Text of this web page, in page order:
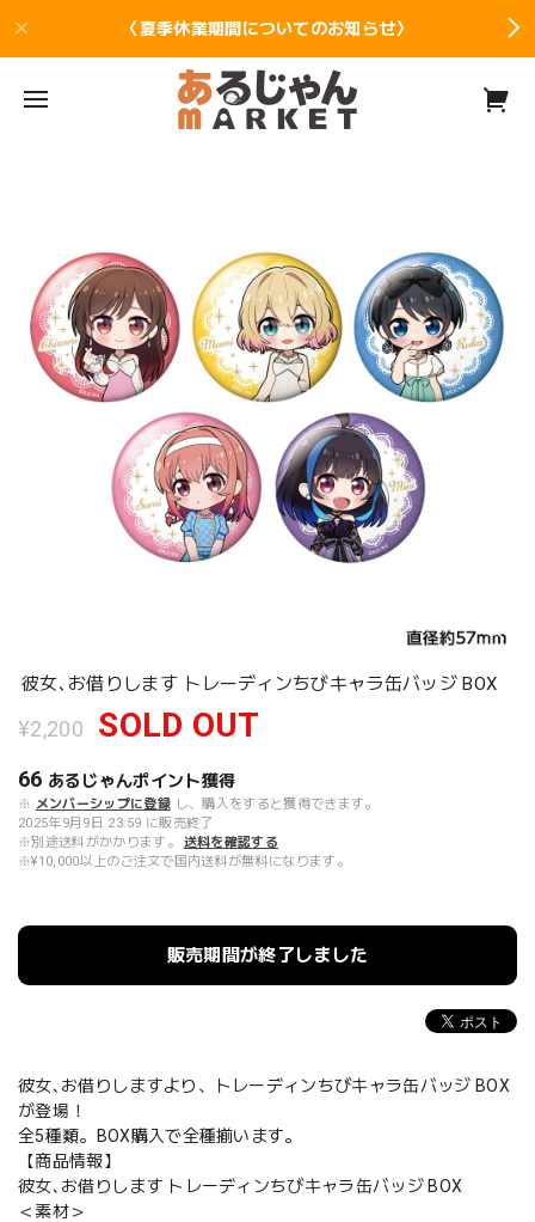
〈夏季休業期間についてのお知らせ〉
彼女､お借りします トレーディンちびキャラ缶バッジ BOX
¥2,200 SOLD OUT
66 あるじゃんポイント獲得
※ メンバーシップに登録 し、購入をすると獲得できます。
2025年9月9日 23:59 に販売終了
※別途送料がかかります。
送料を確認する
※¥10,000以上のご注文で国内送料が無料になります。
販売期間が終了しました
彼女､お借りしますより、トレーディンちびキャラ缶バッジ BOX
が登場！
全5種類。BOX購入で全種揃います。
【商品情報】
彼女､お借りします トレーディンちびキャラ缶バッジ BOX
＜素材＞